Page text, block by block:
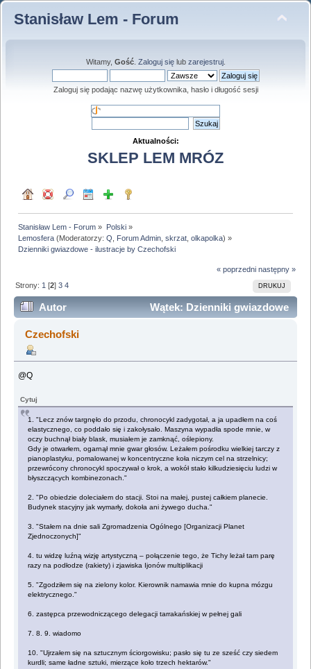
Stanisław Lem - Forum
Witamy, Gość. Zaloguj sięlub zarejestruj.
Zaloguj się podając nazwę użytkownika, hasło i długość sesji
Aktualności:
SKLEP LEM MRÓZ
Stanisław Lem - Forum » Polski»
Lemosfera (Moderatorzy:Q Forum Admin ,skrzat ,olkapolka) »
Dzienniki gwiazdowe - ilustracje by Czechofski
« poprzedni następny »
DRUKUJ
Strony: 1 [2]3 4
Autor
Wątek: Dzienniki gwiazdowe
- ilustracje by Czechofski (Przeczytany 57071 razy)
Czechofski
@Q
Cytuj
1. "Lecz znów targnęło do przodu, chronocykl zadygotał, a ja upadłem na coś
elastycznego, co poddało się i zakołysało. Maszyna wypadła spode mnie, w
oczy buchnął biały blask, musiałem je zamknąć, oślepiony.
Gdy je otwarłem, ogarnął mnie gwar głosów. Leżałem pośrodku wielkiej tarczy z
pianoplastyku, pomalowanej w koncentryczne koła niczym cel na strzelnicy;
przewrócony chronocykl spoczywał o krok, a wokół stało kilkudziesięciu ludzi w
błyszczących kombinezonach."
2. "Po obiedzie doleciałem do stacji. Stoi na małej, pustej całkiem planecie.
Budynek stacyjny jak wymarły, dokoła ani żywego ducha."
3. "Stałem na dnie sali Zgromadzenia Ogólnego [Organizacji Planet
Zjednoczonych]"
4. tu widzę luźną wizję artystyczną – połączenie tego, że Tichy leżał tam parę
razy na podłodze (rakiety) i zjawiska Ijonów multiplikacji
5. "Zgodziłem się na zielony kolor. Kierownik namawia mnie do kupna mózgu
elektrycznego."
6. zastępca przewodniczącego delegacji tarrakańskiej w pełnej gali
7. 8. 9. wiadomo
10. "Ujrzałem się na sztucznym ściorgowisku; pasło się tu ze sześć czy siedem
kurdli; same ładne sztuki, mierzące koło trzech hektarów."